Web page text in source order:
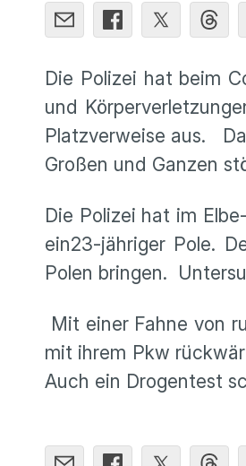
Die Polizei hat beim
und
Platzverweise aus.
Großen und Ganzen
Die Polizei hat im
ein23-jähriger Pole.
Polen bringen.
Mit einer Fahne von
mit ihrem Pkw
Auch ein Drogentest